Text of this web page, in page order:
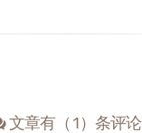
文章有（1）条评论